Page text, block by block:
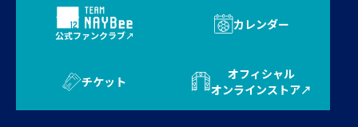
公式ファンクラブ
カレンダー
チケット
オフィシャル
オンラインストア